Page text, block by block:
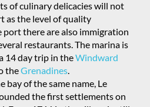
of culinary delicacies will not
as the level of quality
port there are also immigration
restaurants. The marina is
14 day trip in theWindward
theGrenadines.
bay of the same name, Le
the first settlements on